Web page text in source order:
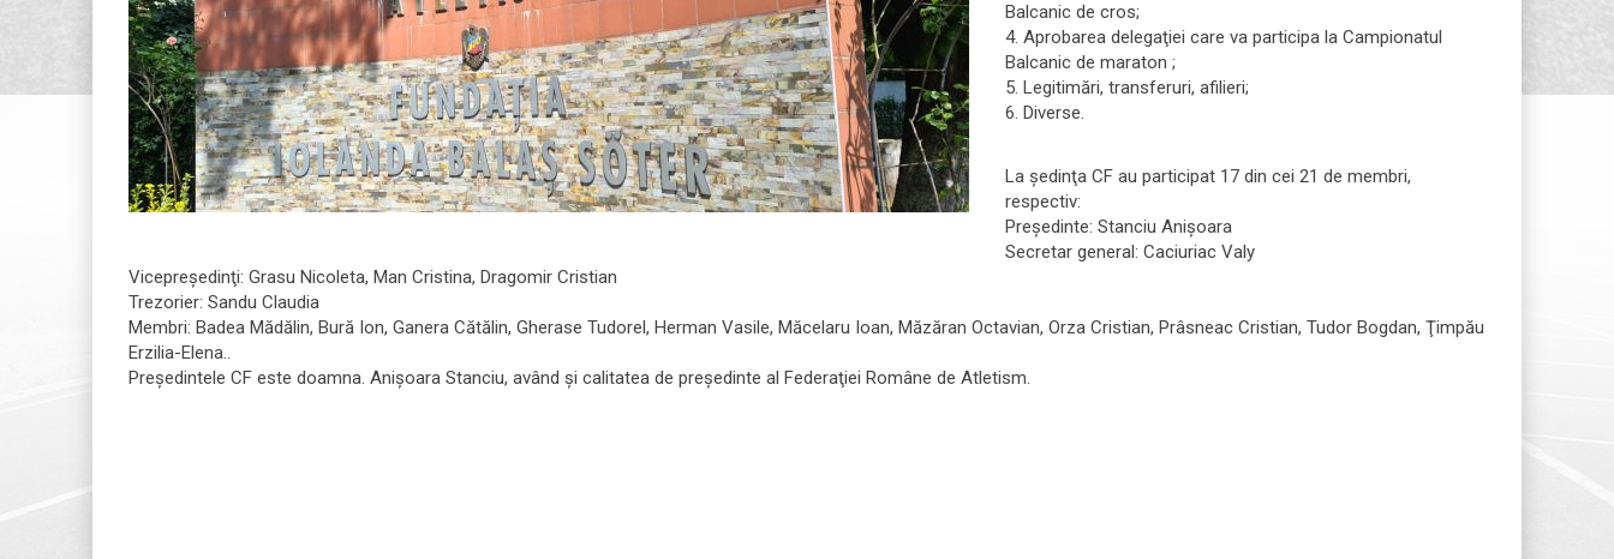
Balcanic de cros;
4. Aprobarea delegaţiei care va participa la Campionatul
Balcanic de maraton ;
5. Legitimări, transferuri, afilieri;
6. Diverse.
La şedinţa CF au participat 17 din cei 21 de membri,
respectiv:
Preşedinte: Stanciu Anişoara
Secretar general: Caciuriac Valy
Vicepreşedinţi: Grasu Nicoleta, Man Cristina, Dragomir Cristian
Trezorier: Sandu Claudia
Membri: Badea Mădălin, Bură Ion, Ganera Cătălin, Gherase Tudorel, Herman Vasile, Măcelaru Ioan, Măzăran Octavian, Orza Cristian, Prâsneac Cristian, Tudor Bogdan, Ţimpău
Erzilia-Elena..
Preşedintele CF este doamna. Anişoara Stanciu, având şi calitatea de preşedinte al Federaţiei Române de Atletism.